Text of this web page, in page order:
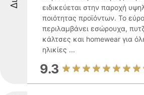
ειδικεύεται στην παροχή
ποιότητας προϊόντων. Το
περιλαμβάνει εσώρουχα,
κάλτσες και homewear για
ηλικίες ...
9.3